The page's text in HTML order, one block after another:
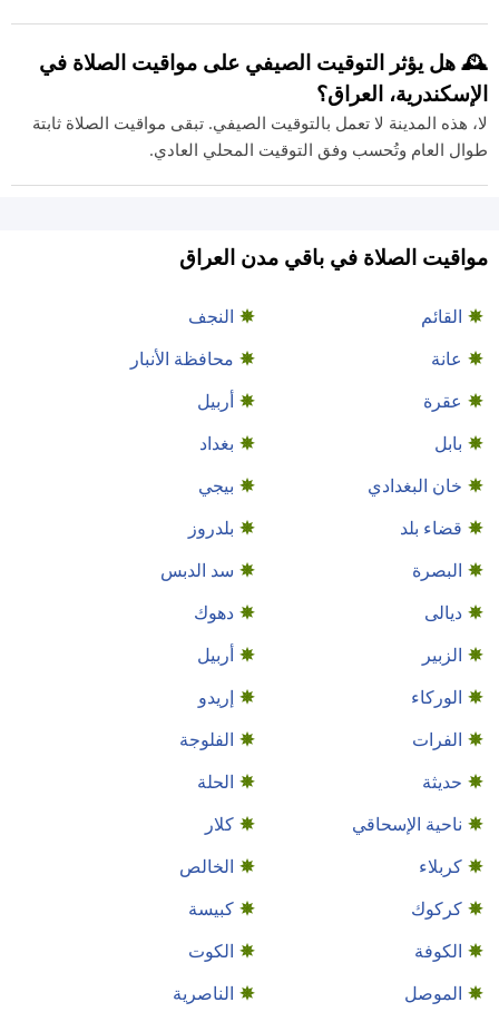
🕰️ هل يؤثر التوقيت الصيفي على مواقيت الصلاة في
الإسكندرية، العراق؟
لا، هذه المدينة لا تعمل بالتوقيت الصيفي. تبقى مواقيت الصلاة ثابتة
طوال العام وتُحسب وفق التوقيت المحلي العادي.
مواقيت الصلاة في باقي مدن العراق
القائم
النجف
عانة
محافظة الأنبار
عقرة
أربيل
بابل
بغداد
خان البغدادي
بيجي
قضاء بلد
بلدروز
البصرة
سد الدبس
ديالى
دهوك
الزبير
أربيل
الوركاء
إريدو
الفرات
الفلوجة
حديثة
الحلة
ناحية الإسحاقي
كلار
كربلاء
الخالص
كركوك
كبيسة
الكوفة
الكوت
الموصل
الناصرية